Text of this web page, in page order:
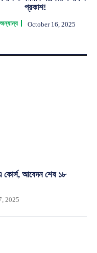
প্রকাশ!
অন্যান্য October 16, 2025
কোর্স, আবেদন শেষ ১৮
2025